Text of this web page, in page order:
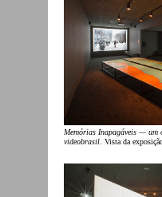
Memórias Inapagáveis — um
videobrasil . Vista da